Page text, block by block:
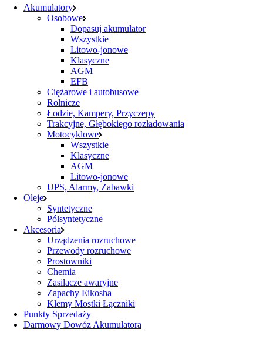
Akumulatory
Osobowe
Dopasuj akumulator
Wszystkie
Litowo-jonowe
Klasyczne
AGM
EFB
Ciężarowe i autobusowe
Rolnicze
Łodzie, Kampery, Przyczepy
Trakcyjne, Głębokiego rozładowania
Motocyklowe
Wszystkie
Klasyczne
AGM
Litowo-jonowe
UPS, Alarmy, Zabawki
Oleje
Syntetyczne
Półsyntetyczne
Akcesoria
Urządzenia rozruchowe
Przewody rozruchowe
Prostowniki
Chemia
Zasilacze awaryjne
Zapachy Eikosha
Klemy Mostki Łączniki
Punkty Sprzedaży
Darmowy Dowóz Akumulatora